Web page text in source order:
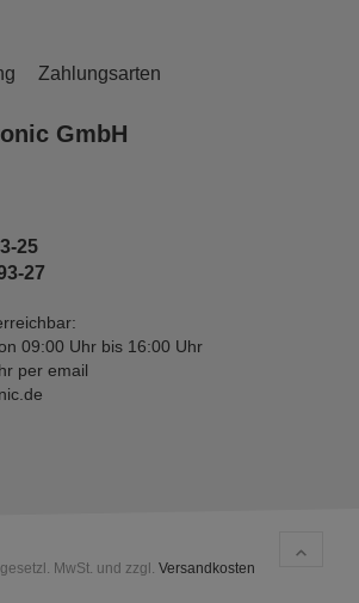
Zahlungsarten
GmbH
25
27
09:00 Uhr bis 16:00 Uhr
per email
MwSt. und zzgl. Versandkosten